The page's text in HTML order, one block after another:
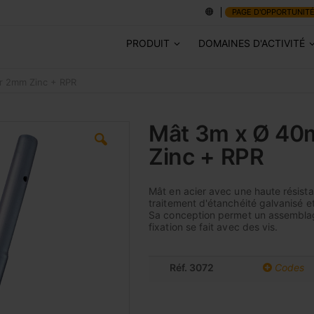
PAGE
PRODUIT DOMAINES D'ACTIVITÉ
Mât 3m x Ø
Zinc + RPR
Mât en acier avec une haute
traitement d'étanchéité galvanisé
Sa conception permet un
fixation se fait avec des vis.
Réf. 3072 Codes